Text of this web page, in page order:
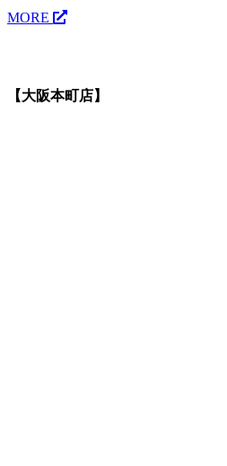
MORE
【大阪本町店】